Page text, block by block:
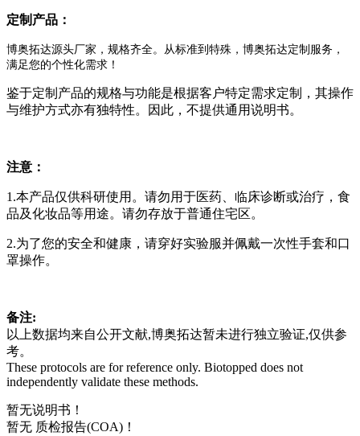
定制产品：
博奥拓达源头厂家，规格齐全。从标准到特殊，博奥拓达定制服务，
满足您的个性化需求！
鉴于定制产品的规格与功能是根据客户特定需求定制，其操作
与维护方式亦有独特性。因此，不提供通用说明书。
注意：
1.本产品仅供科研使用。请勿用于医药、临床诊断或治疗，食
品及化妆品等用途。请勿存放于普通住宅区。
2.为了您的安全和健康，请穿好实验服并佩戴一次性手套和口
罩操作。
备注:
以上数据均来自公开文献,博奥拓达暂未进行独立验证,仅供参
考。
These protocols are for reference only. Biotopped does not
independently validate these methods.
暂无说明书！
暂无 质检报告(COA)！